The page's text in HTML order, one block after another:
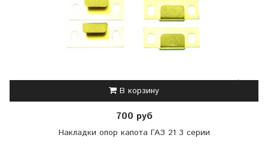
В корзину
700 руб
Накладки опор капота ГАЗ 21 3 серии